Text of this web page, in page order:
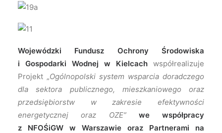
Wojewódzki Fundusz Ochrony Środowiska
i Gospodarki Wodnej w Kielcach współrealizuje
Projekt „Ogólnopolski system wsparcia doradczego
dla sektora publicznego, mieszkaniowego oraz
przedsiębiorstw w zakresie efektywności
energetycznej oraz OZE”
we współpracy
z NFOŚiGW w Warszawie oraz Partnerami na